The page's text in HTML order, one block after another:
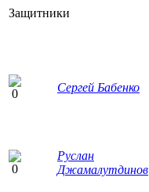
Защитники
Сергей Бабенко
Руслан
Джамалутдинов